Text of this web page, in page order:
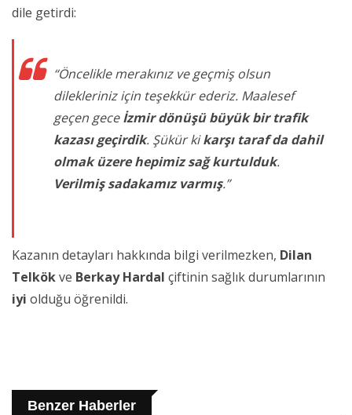
dile getirdi:
“Öncelikle merakınız ve geçmiş olsun
dilekleriniz için teşekkür ederiz. Maalesef
geçen geceİzmir dönüşü büyük bir trafik
kazası geçirdik. Şükür kikarşı taraf da dahil
olmak üzere hepimiz sağ kurtulduk.
Verilmiş sadakamız varmış.”
Kazanın detayları hakkında bilgi verilmezken, Dilan
Telkökve Berkay Hardal çiftinin sağlık durumlarının
iyi olduğu öğrenildi.
Benzer Haberler